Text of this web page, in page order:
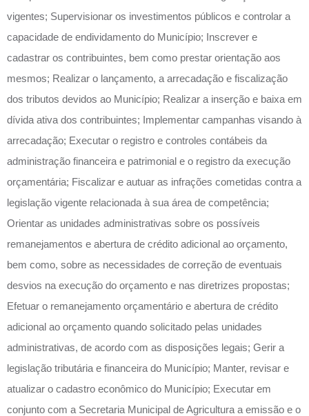
vigentes; Supervisionar os investimentos públicos e controlar a
capacidade de endividamento do Município; Inscrever e
cadastrar os contribuintes, bem como prestar orientação aos
mesmos; Realizar o lançamento, a arrecadação e fiscalização
dos tributos devidos ao Município; Realizar a inserção e baixa em
dívida ativa dos contribuintes; Implementar campanhas visando à
arrecadação; Executar o registro e controles contábeis da
administração financeira e patrimonial e o registro da execução
orçamentária; Fiscalizar e autuar as infrações cometidas contra a
legislação vigente relacionada à sua área de competência;
Orientar as unidades administrativas sobre os possíveis
remanejamentos e abertura de crédito adicional ao orçamento,
bem como, sobre as necessidades de correção de eventuais
desvios na execução do orçamento e nas diretrizes propostas;
Efetuar o remanejamento orçamentário e abertura de crédito
adicional ao orçamento quando solicitado pelas unidades
administrativas, de acordo com as disposições legais; Gerir a
legislação tributária e financeira do Município; Manter, revisar e
atualizar o cadastro econômico do Município; Executar em
conjunto com a Secretaria Municipal de Agricultura a emissão e o